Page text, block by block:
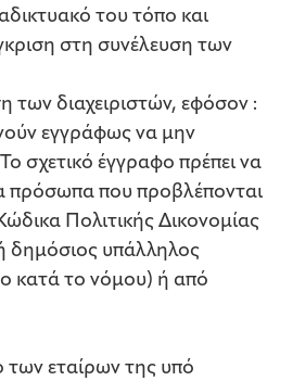
του τόπο και
στη συνέλευση των
των διαχειριστών, εφόσον :
εγγράφως να μην
σχετικό έγγραφο πρέπει να
πρόσωπα που προβλέπονται
Πολιτικής Δικονομίας
δημόσιος υπάλληλος
κατά το νόμου) ή από
εταίρων της υπό